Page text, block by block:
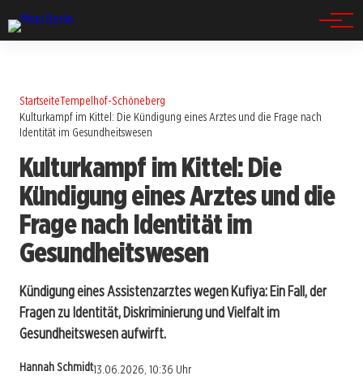
StartseiteTempelhof-Schöneberg
Kulturkampf im Kittel: Die Kündigung eines Arztes und die Frage nach
Identität im Gesundheitswesen
Kulturkampf im Kittel: Die
Kündigung eines Arztes und die
Frage nach Identität im
Gesundheitswesen
Kündigung eines Assistenzarztes wegen Kufiya: Ein Fall, der
Fragen zu Identität, Diskriminierung und Vielfalt im
Gesundheitswesen aufwirft.
Hannah Schmidt13.06.2026, 10:36 Uhr